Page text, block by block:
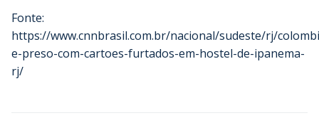
Fonte:
https://www.cnnbrasil.com.br/nacional/sudeste/rj/
e-preso-com-cartoes-furtados-em-hostel-de-ipanema-
rj/